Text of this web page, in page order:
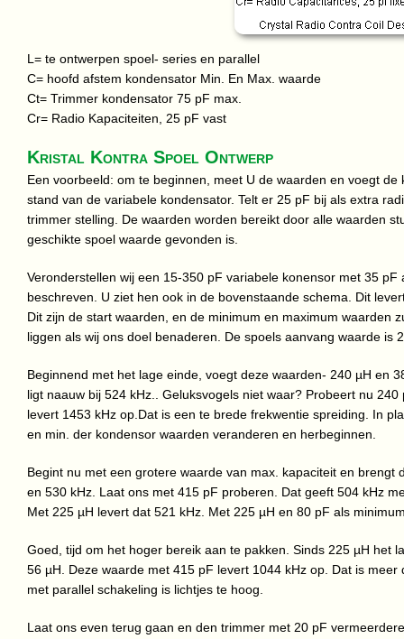
L= te ontwerpen spoel- series en parallel
C= hoofd afstem kondensator Min. En Max. waarde
Ct= Trimmer kondensator 75 pF max.
Cr= Radio Kapaciteiten, 25 pF vast
Kristal Kontra Spoel Ontwerp
Een voorbeeld: om te beginnen, meet U de waarden en voegt
stand van de variabele kondensator. Telt er 25 pF bij als extra
trimmer stelling. De waarden worden bereikt door alle waarden
geschikte spoel waarde gevonden is.
Veronderstellen wij een 15-350 pF variabele konensor met 35
beschreven. U ziet hen ook in de bovenstaande schema. Dit
Dit zijn de start waarden, en de minimum en maximum waarden
liggen als wij ons doel benaderen. De spoels aanvang waarde is
Beginnend met het lage einde, voegt deze waarden- 240 µH en
ligt naauw bij 524 kHz.. Geluksvogels niet waar? Probeert nu
levert 1453 kHz op.Dat is een te brede frekwentie spreiding. In
en min. der kondensor waarden veranderen en herbeginnen.
Begint nu met een grotere waarde van max. kapaciteit en brengt
en 530 kHz. Laat ons met 415 pF proberen. Dat geeft 504 kHz
Met 225 µH levert dat 521 kHz. Met 225 µH en 80 pF als
Goed, tijd om het hoger bereik aan te pakken. Sinds 225 µH het
56 µH. Deze waarde met 415 pF levert 1044 kHz op. Dat is
met parallel schakeling is lichtjes te hoog.
Laat ons even terug gaan en den trimmer met 20 pF